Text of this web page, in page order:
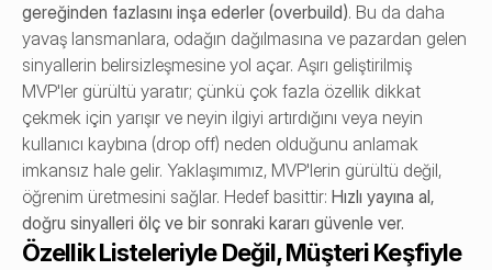
gereğinden fazlasını inşa ederler (overbuild). Bu da daha
yavaş lansmanlara, odağın dağılmasına ve pazardan gelen
sinyallerin belirsizleşmesine yol açar. Aşırı geliştirilmiş
MVP'ler gürültü yaratır; çünkü çok fazla özellik dikkat
çekmek için yarışır ve neyin ilgiyi artırdığını veya neyin
kullanıcı kaybına (drop off) neden olduğunu anlamak
imkansız hale gelir. Yaklaşımımız, MVP'lerin gürültü değil,
öğrenim üretmesini sağlar. Hedef basittir: Hızlı yayına al,
doğru sinyalleri ölç ve bir sonraki kararı güvenle ver.
Özellik Listeleriyle Değil, Müşteri Keşfiyle